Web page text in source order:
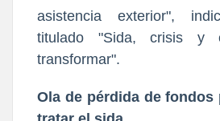
asistencia exterior",
titulado "Sida, crisis y
transformar".
Ola de pérdida de fondos